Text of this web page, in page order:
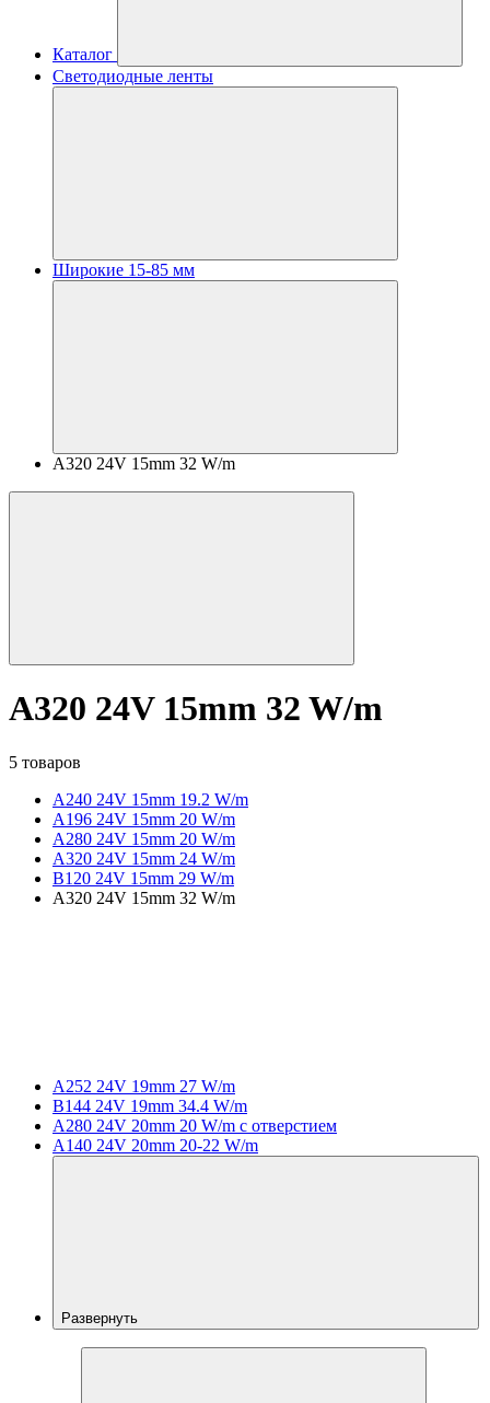
Каталог
Светодиодные ленты
Широкие 15-85 мм
A320 24V 15mm 32 W/m
A320 24V 15mm 32 W/m
5 товаров
A240 24V 15mm 19.2 W/m
A196 24V 15mm 20 W/m
A280 24V 15mm 20 W/m
A320 24V 15mm 24 W/m
B120 24V 15mm 29 W/m
A320 24V 15mm 32 W/m
A252 24V 19mm 27 W/m
B144 24V 19mm 34.4 W/m
A280 24V 20mm 20 W/m с отверстием
A140 24V 20mm 20-22 W/m
Развернуть